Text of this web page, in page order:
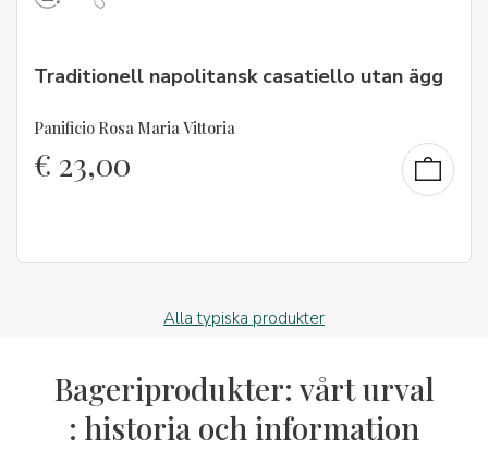
Traditionell napolitansk casatiello utan ägg
Panificio Rosa Maria Vittoria
€ 23,00
Alla typiska produkter
Bageriprodukter: vårt urval
: historia och information